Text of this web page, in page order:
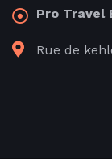
Pro Travel
Rue de